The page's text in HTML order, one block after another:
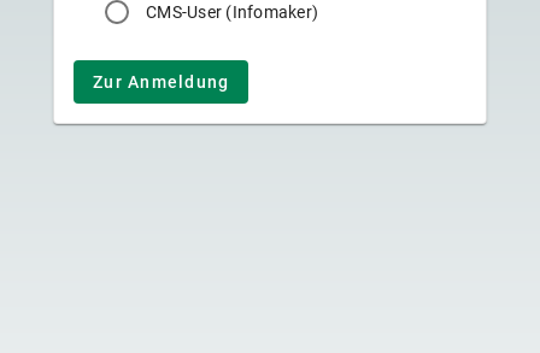
CMS-User (Infomaker)
Zur Anmeldung